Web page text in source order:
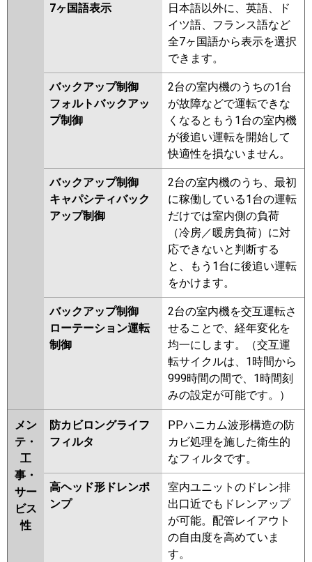
7ヶ国語表示
日本語以外に、英語、ド
イツ語、フランス語など
全7ヶ国語から表示を選択
できます。
バックアップ制御
フォルトバックアッ
プ制御
2台の室内機のうちの1台
が故障などで運転できな
くなるともう1台の室内機
が後追い運転を開始して
快適性を損ないません。
バックアップ制御
キャパシティバック
アップ制御
2台の室内機のうち、最初
に稼働している1台の運転
だけでは室内側の負荷
（冷房／暖房負荷）に対
応できないと判断する
と、もう1台に後追い運転
をかけます。
バックアップ制御
ローテーション運転
制御
2台の室内機を交互運転さ
せることで、経年変化を
均一にします。（交互運
転サイクルは、1時間から
999時間の間で、1時間刻
みの設定が可能です。）
メン
テ・
工
事・
サー
ビス
性
防カビロングライフ
フィルタ
PPハニカム波形構造の防
カビ処理を施した衛生的
なフィルタです。
高ヘッド形ドレンポ
ンプ
室内ユニットのドレン排
出口近でもドレンアップ
が可能。配管レイアウト
の自由度を高めていま
す。